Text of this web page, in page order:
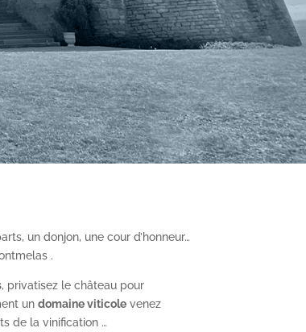
un donjon, une cour d’honneur…
.
, privatisez le château pour
un domaine viticolevenez
de la vinification …